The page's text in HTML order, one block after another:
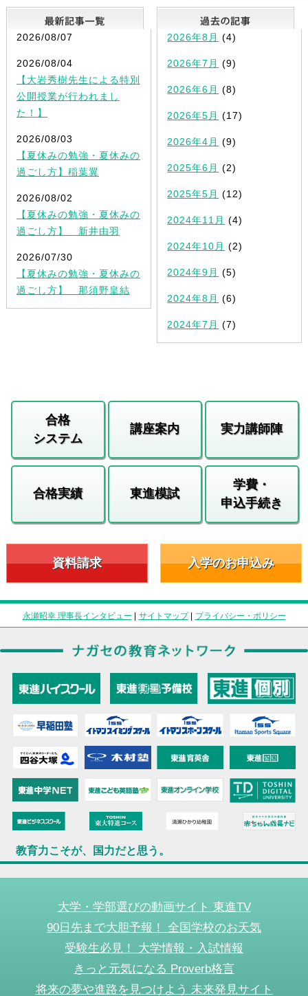
最新記事一覧
2026/08/07
2026/08/04
【大岩秀樹先生による特別
公開授業が行われまし
た！】
2026/08/03
【夏休みの勉強・夏休みの
過ごし方】稲葉翼
2026/08/02
【夏休みの勉強・夏休みの
過ごし方】 新井由羽
2026/07/30
【夏休みの勉強・夏休みの
過ごし方】 那須野皇結
2026年8月 (4)
2026年7月 (9)
2026年6月 (8)
2026年5月 (17)
2026年4月 (9)
2025年6月 (2)
2025年5月 (12)
2024年11月 (4)
2024年10月 (2)
2024年9月 (5)
2024年8月 (6)
2024年7月 (7)
合格
システム
講座案内 実力講師陣
合格実績 東進模試
学費・
申込手続き
資料請求 入学のお申込み
永瀬昭幸 理事長インタビュー | サイトマップ| プライバシー・ポリシー
教育力こそが、国力だと思う。
大学・学部選びの動画サイト 東進TV
90日先まで大胆予報！ 全国学校のお天気
受験生必見！ 大学情報・入試情報
きっと元気になる Proverb格言
将来の夢や進路を見つけよう 未来発見サイト